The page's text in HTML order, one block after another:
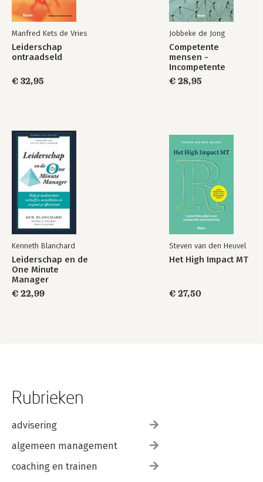
Manfred Kets de Vries
Leiderschap
ontraadseld
€ 32,95
Jobbeke de Jong
Competente
mensen -
Incompetente
teams
€ 28,95
Kenneth Blanchard
Leiderschap en de
One Minute
Manager
€ 22,99
Steven van den Heuvel
Het High Impact MT
€ 27,50
Rubrieken
advisering
algemeen management
coaching en trainen